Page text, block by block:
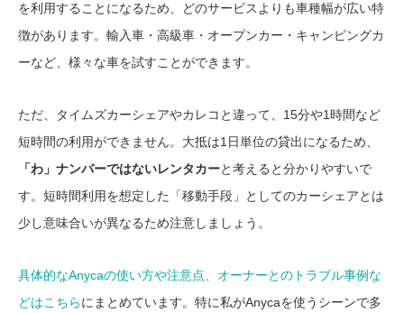
を利用することになるため、どのサービスよりも車種幅が広い特
徴があります。輸入車・高級車・オープンカー・キャンピングカ
ーなど、様々な車を試すことができます。
ただ、タイムズカーシェアやカレコと違って、15分や1時間など
短時間の利用ができません。大抵は1日単位の貸出になるため、
「わ」ナンバーではないレンタカーと考えると分かりやすいで
す。短時間利用を想定した「移動手段」としてのカーシェアとは
少し意味合いが異なるため注意しましょう。
具体的なAnycaの使い方や注意点、オーナーとのトラブル事例な
どはこちらにまとめています。特に私がAnycaを使うシーンで多